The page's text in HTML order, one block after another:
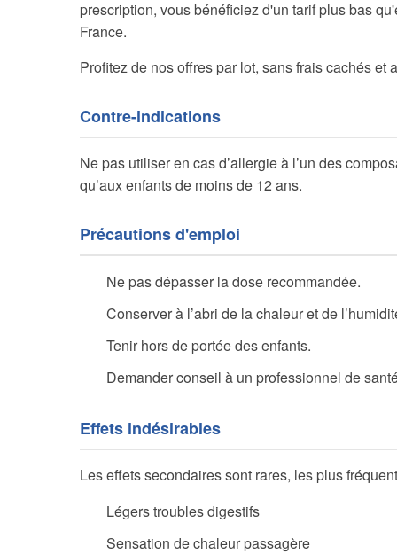
prescription, vous bénéficiez d'un tarif plus bas
France.
Profitez de nos offres par lot, sans frais cachés et
Contre-indications
Ne pas utiliser en cas d’allergie à l’un des
qu’aux enfants de moins de 12 ans.
Précautions d'emploi
Ne pas dépasser la dose recommandée.
Conserver à l’abri de la chaleur et de
Tenir hors de portée des enfants.
Demander conseil à un professionnel de
Effets indésirables
Les effets secondaires sont rares, les plus
Légers troubles digestifs
Sensation de chaleur passagère